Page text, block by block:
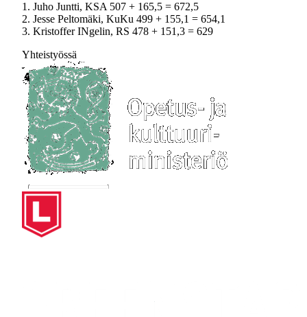
1. Juho Juntti, KSA 507 + 165,5 = 672,5
2. Jesse Peltomäki, KuKu 499 + 155,1 = 654,1
3. Kristoffer INgelin, RS 478 + 151,3 = 629
Yhteistyössä